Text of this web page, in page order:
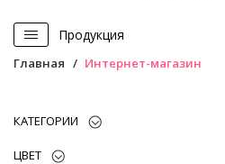
Продукция
Главная Интернет-магазин
КАТЕГОРИИ
ЦВЕТ